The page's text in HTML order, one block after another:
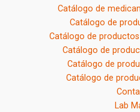
Catálogo de
Catálogo de
Catálogo de
Catálogo de
Catálogo de
Catálogo de
Lab